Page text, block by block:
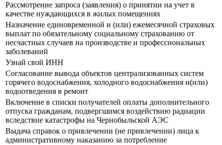
Рассмотрение запроса (заявления) о принятии на учет в
качестве нуждающихся в жилых помещениях
Назначение единовременной и (или) ежемесячной страховых
выплат по обязательному социальному страхованию от
несчастных случаев на производстве и профессиональных
заболеваний
Узнай свой ИНН
Согласование вывода объектов централизованных систем
горячего водоснабжения, холодного водоснабжения и(или)
водоотведения в ремонт
Включение в списки получателей оплаты дополнительного
отпуска гражданам, подвергшимся воздействию радиации
вследствие катастрофы на Чернобыльской АЭС
Выдача справок о привлечении (не привлечении) лица к
административному наказанию за потребление